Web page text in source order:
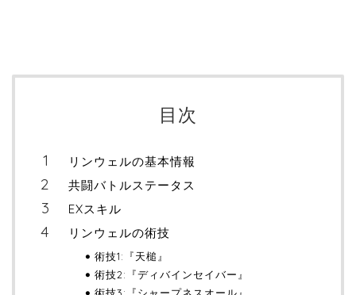
目次
リンウェルの基本情報
共闘バトルステータス
EXスキル
リンウェルの術技
術技1:『天槌』
術技2:『ディバインセイバー』